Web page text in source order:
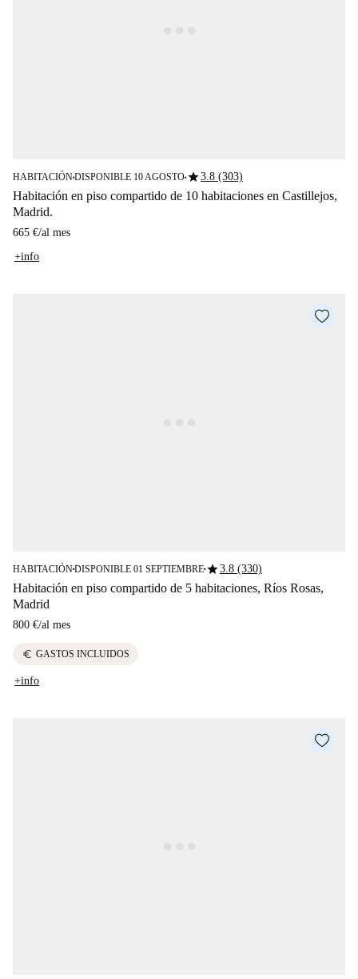
HABITACIÓN■DISPONIBLE 10 AGOSTO■star3.8 (303)
Habitación en piso compartido de 10 habitaciones en Castillejos,
Madrid.
665 €/al mes
+info
HABITACIÓN■DISPONIBLE 01 SEPTIEMBRE■star3.8 (330)
Habitación en piso compartido de 5 habitaciones, Ríos Rosas,
Madrid
800 €/al mes
euro GASTOS INCLUIDOS
+info